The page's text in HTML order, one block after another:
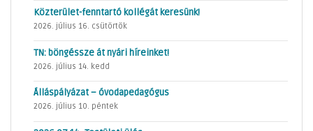
Közterület-fenntartó kollégát keresünk!
2026. július 16. csütörtök
TN: böngéssze át nyári híreinket!
2026. július 14. kedd
Álláspályázat – óvodapedagógus
2026. július 10. péntek